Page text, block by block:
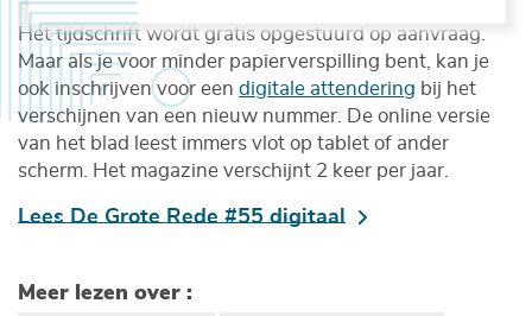
Het tijdschrift wordt gratis opgestuurd op aanvraag.
Maar als je voor minder papierverspilling bent, kan je
ook inschrijven voor een digitale attendering bij het
verschijnen van een nieuw nummer. De online versie
van het blad leest immers vlot op tablet of ander
scherm. Het magazine verschijnt 2 keer per jaar.
Lees De Grote Rede #55 digitaal
Meer lezen over :